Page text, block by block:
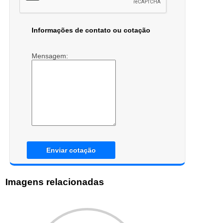
Informações de contato ou cotação
Mensagem:
Enviar cotação
Imagens relacionadas